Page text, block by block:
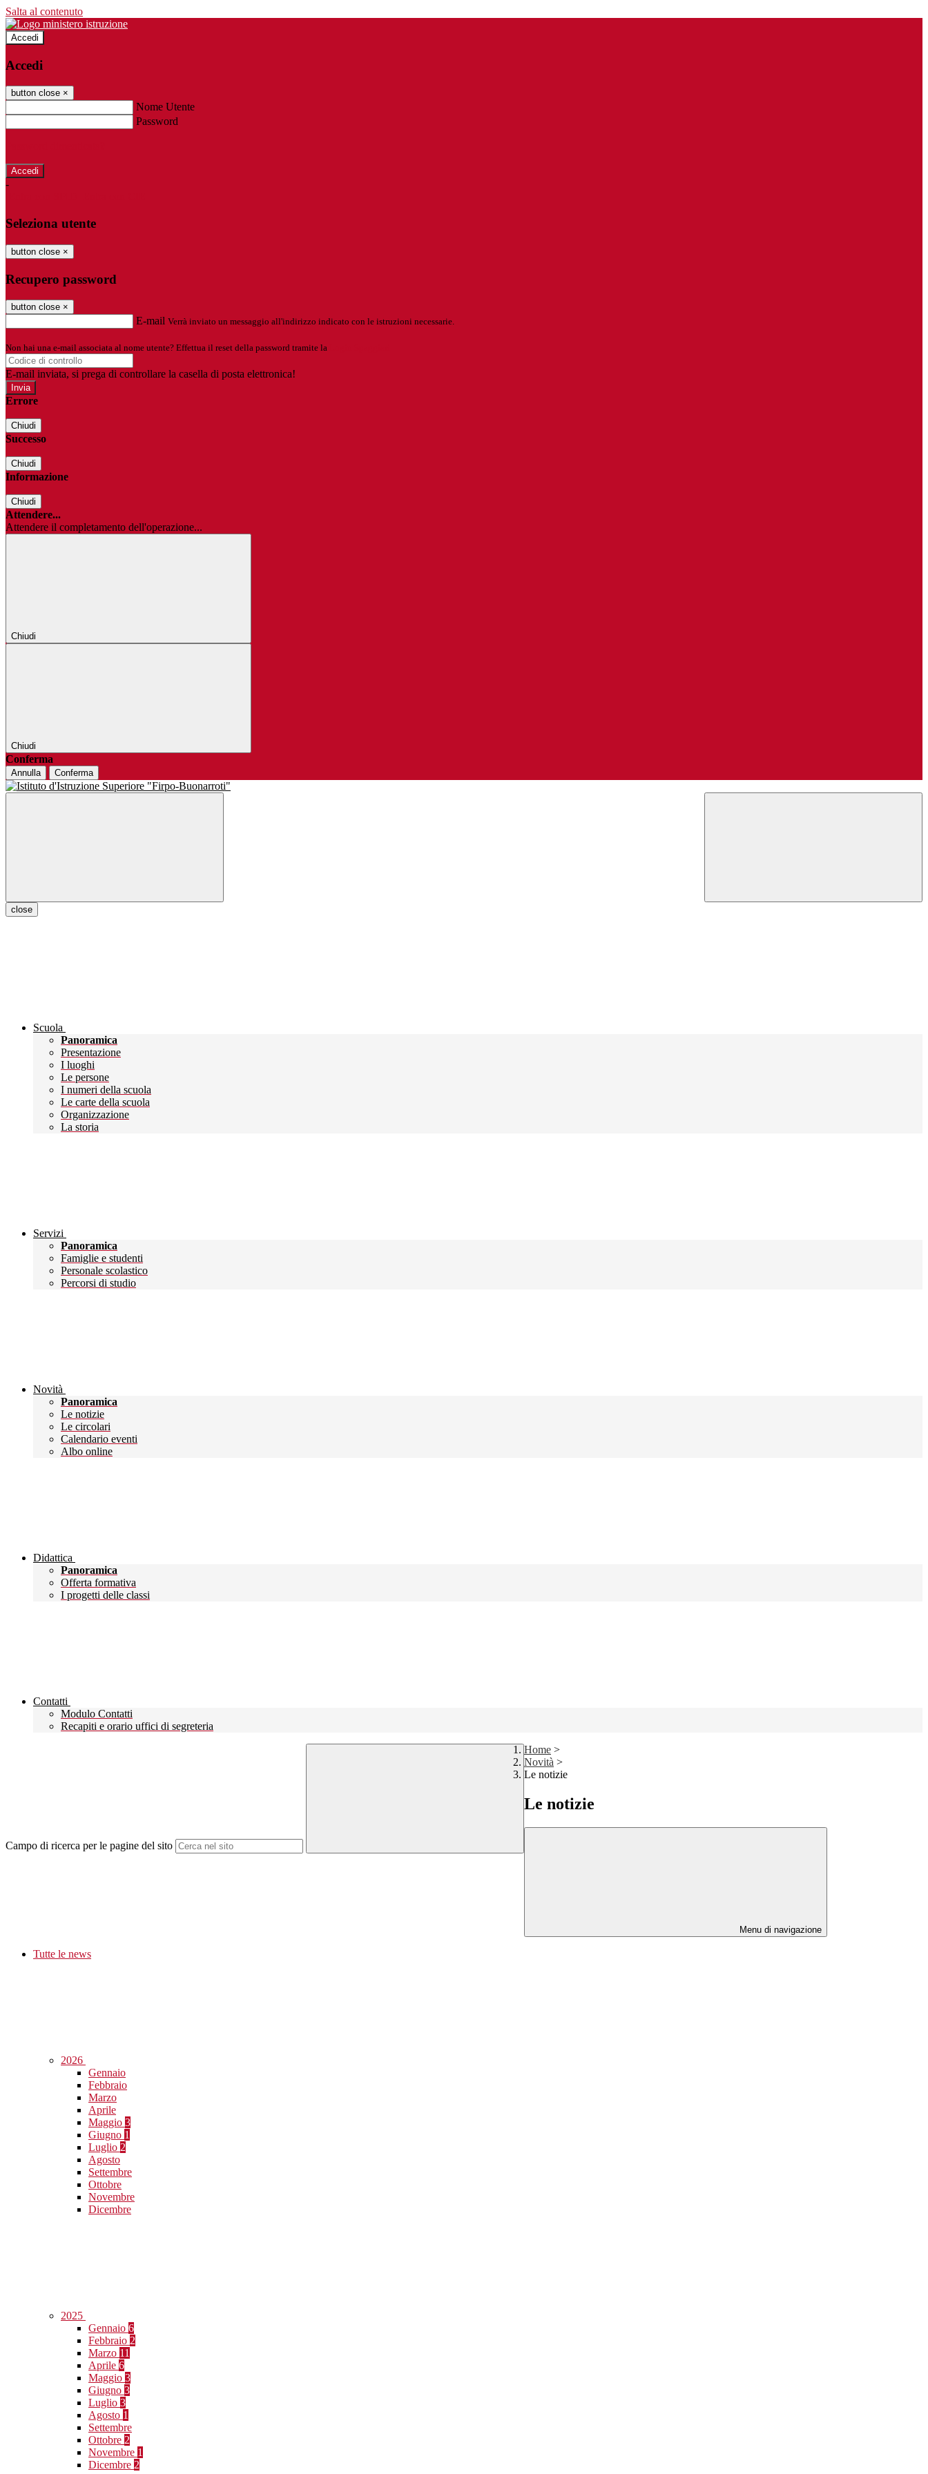
Salta al contenuto
Accedi
Accedi
button close ×
Nome Utente
Password
-
Seleziona utente
button close ×
Recupero password
button close ×
E-mail Verrà inviato un messaggio all'indirizzo indicato con le istruzioni necessarie.
Non hai una e-mail associata al nome utente? Effettua il reset della password tramite la
E-mail inviata, si prega di controllare la casella di posta elettronica!
Errore
Chiudi
Successo
Chiudi
Informazione
Chiudi
Attendere...
Attendere il completamento dell'operazione...
Chiudi
Chiudi
Conferma
Annulla Conferma
close
Scuola
Panoramica
Presentazione
I luoghi
Le persone
I numeri della scuola
Le carte della scuola
Organizzazione
La storia
Servizi
Panoramica
Famiglie e studenti
Personale scolastico
Percorsi di studio
Novità
Panoramica
Le notizie
Le circolari
Calendario eventi
Albo online
Didattica
Panoramica
Offerta formativa
I progetti delle classi
Contatti
Modulo Contatti
Recapiti e orario uffici di segreteria
Campo di ricerca per le pagine del sito
Home >
Novità >
Le notizie
Le notizie
Menu di navigazione
Tutte le news
2026
Gennaio
Febbraio
Marzo
Aprile
Maggio 3
Giugno 1
Luglio 2
Agosto
Settembre
Ottobre
Novembre
Dicembre
2025
Gennaio 6
Febbraio 2
Marzo 11
Aprile 6
Maggio 3
Giugno 3
Luglio 3
Agosto 1
Settembre
Ottobre 2
Novembre 1
Dicembre 2